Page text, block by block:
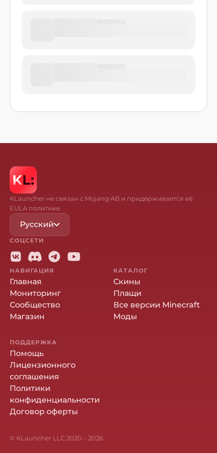
KLauncher не связан с Mojang AB и придерживается её
EULA политике.
Русский
СОЦСЕТИ
НАВИГАЦИЯ
Главная
Мониторинг
Сообщество
Магазин
КАТАЛОГ
Скины
Плащи
Все версии Minecraft
Моды
ПОДДЕРЖКА
Помощь
Лицензионного
соглашения
Политики
конфиденциальности
Договор оферты
© KLauncher LLC 2020 –2026